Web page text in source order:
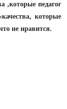
,которые педагог
которые
не нравится.